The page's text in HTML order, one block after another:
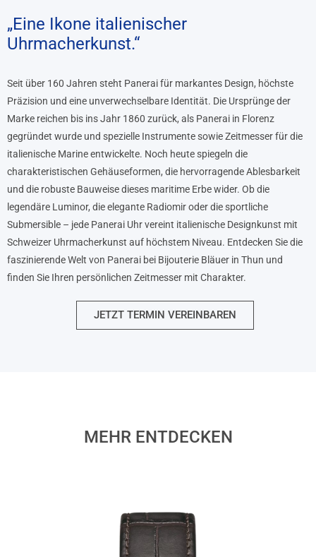
„Eine Ikone italienischer
Uhrmacherkunst.“
Seit über 160 Jahren steht Panerai für markantes Design, höchste
Präzision und eine unverwechselbare Identität. Die Ursprünge der
Marke reichen bis ins Jahr 1860 zurück, als Panerai in Florenz
gegründet wurde und spezielle Instrumente sowie Zeitmesser für die
italienische Marine entwickelte. Noch heute spiegeln die
charakteristischen Gehäuseformen, die hervorragende Ablesbarkeit
und die robuste Bauweise dieses maritime Erbe wider. Ob die
legendäre Luminor, die elegante Radiomir oder die sportliche
Submersible – jede Panerai Uhr vereint italienische Designkunst mit
Schweizer Uhrmacherkunst auf höchstem Niveau. Entdecken Sie die
faszinierende Welt von Panerai bei Bijouterie Bläuer in Thun und
finden Sie Ihren persönlichen Zeitmesser mit Charakter.
JETZT TERMIN VEREINBAREN
MEHR ENTDECKEN